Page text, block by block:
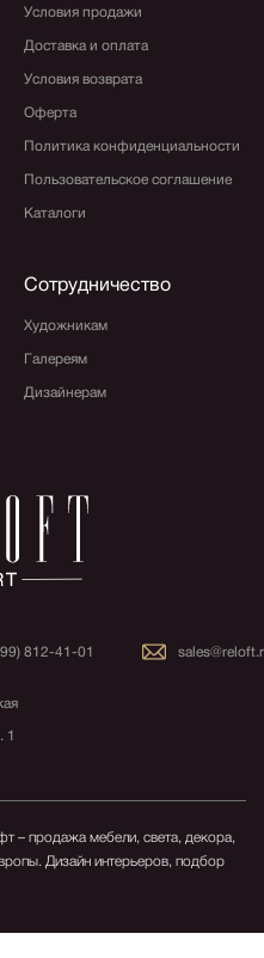
Условия продажи
Доставка и оплата
Условия возврата
Оферта
Политика конфиденциальности
Пользовательское соглашение
Каталоги
Сотрудничество
Художникам
Галереям
Дизайнерам
812-41-01
1
– продажа мебели, света, декора,
Дизайн интерьеров, подбор